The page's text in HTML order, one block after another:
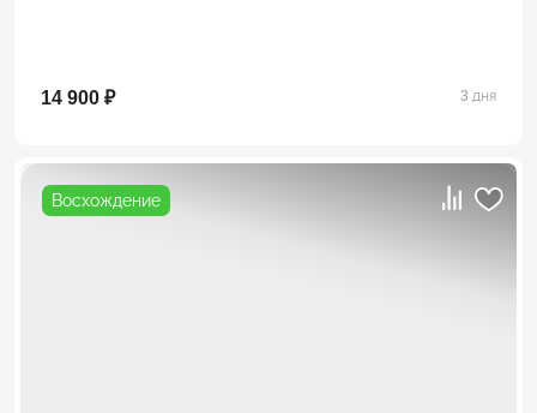
14 900 ₽ 3 дня
Восхождение